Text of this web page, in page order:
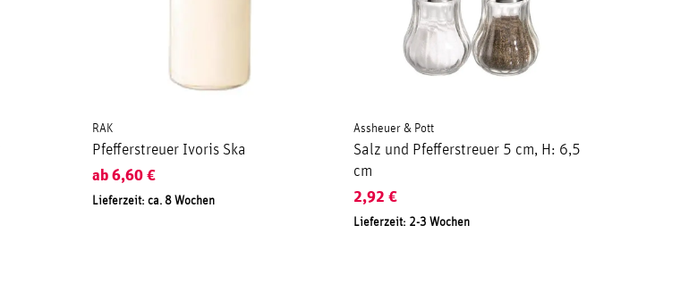
RAK
Pfefferstreuer Ivoris Ska
ab 6,60 €
Lieferzeit: ca. 8 Wochen
Assheuer & Pott
Salz und Pfefferstreuer 5 cm, H: 6,5
cm
2,92 €
Lieferzeit: 2-3 Wochen